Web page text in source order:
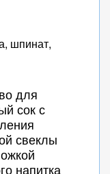
шпинат,
для
сок с
свеклы
напитка